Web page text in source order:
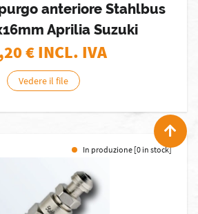
anteriore Stahlbus
Aprilia Suzuki
€ INCL. IVA
Vedere il file
In produzione [0 in stock]